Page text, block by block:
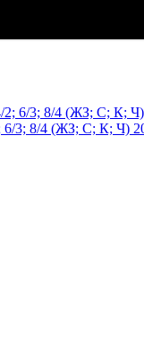
3; 8/4 (ЖЗ; С; К; Ч)